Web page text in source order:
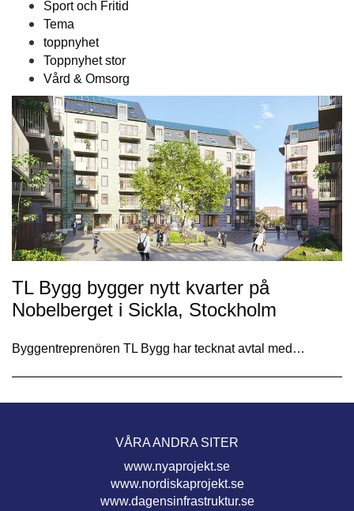
Sport och Fritid
Tema
toppnyhet
Toppnyhet stor
Vård & Omsorg
TL Bygg bygger nytt kvarter på
Nobelberget i Sickla, Stockholm
Byggentreprenören TL Bygg har tecknat avtal med…
VÅRA ANDRA SITER
www.nyaprojekt.se
www.nordiskaprojekt.se
www.dagensinfrastruktur.se